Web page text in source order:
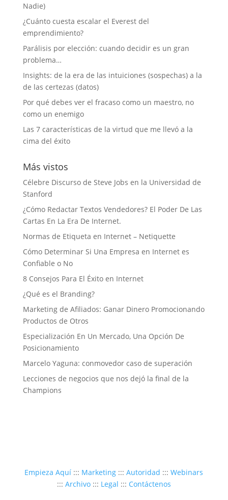
Nadie)
¿Cuánto cuesta escalar el Everest del
emprendimiento?
Parálisis por elección: cuando decidir es un gran
problema…
Insights: de la era de las intuiciones (sospechas) a la
de las certezas (datos)
Por qué debes ver el fracaso como un maestro, no
como un enemigo
Las 7 características de la virtud que me llevó a la
cima del éxito
Más vistos
Célebre Discurso de Steve Jobs en la Universidad de
Stanford
¿Cómo Redactar Textos Vendedores? El Poder De Las
Cartas En La Era De Internet.
Normas de Etiqueta en Internet – Netiquette
Cómo Determinar Si Una Empresa en Internet es
Confiable o No
8 Consejos Para El Éxito en Internet
¿Qué es el Branding?
Marketing de Afiliados: Ganar Dinero Promocionando
Productos de Otros
Especialización En Un Mercado, Una Opción De
Posicionamiento
Marcelo Yaguna: conmovedor caso de superación
Lecciones de negocios que nos dejó la final de la
Champions
Empieza Aquí ::: Marketing :::Autoridad :::Webinars
::: Archivo::: Legal ::: Contáctenos